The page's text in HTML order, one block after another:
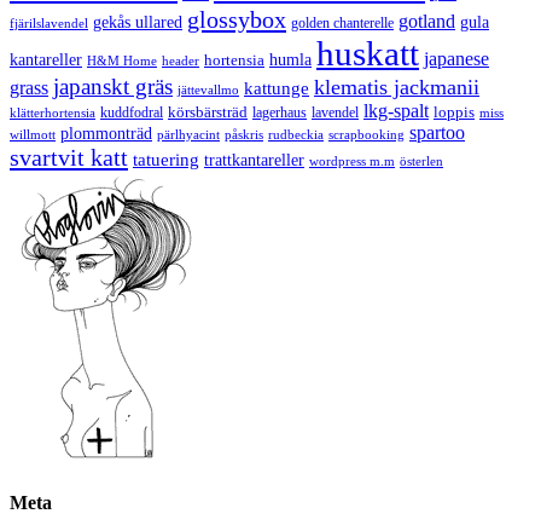
fjärilslavendel gekås ullared glossybox golden chanterelle gotland gula
kantareller H&M Home header hortensia humla huskatt japanese
grass japanskt gräs jättevallmo kattunge klematis jackmanii
klätterhortensia kuddfodral körsbärsträd lagerhaus lavendel lkg-spalt loppis miss
willmott plommonträd pärlhyacint påskris rudbeckia scrapbooking spartoo
svartvit katt tatuering trattkantareller wordpress m.m österlen
Meta